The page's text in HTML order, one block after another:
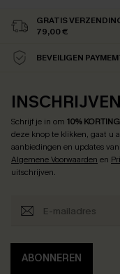
GRATIS
79,00 €
BEVEILIGEN
Schrijf je in om 10%
deze knop te klikken, gaat u
aanbiedingen en updates
Algemene Voorwaarden en
uitschrijven.
ABONNEREN